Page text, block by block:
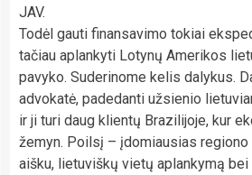
JAV.
Todėl gauti finansavimo tokiai
tačiau aplankyti Lotynų Amerikos
pavyko. Suderinome kelis dalykus.
advokatė, padedanti užsienio
ir ji turi daug klientų Brazilijoje, kur
žemyn. Poilsį – įdomiausias regiono
aišku, lietuviškų vietų aplankymą